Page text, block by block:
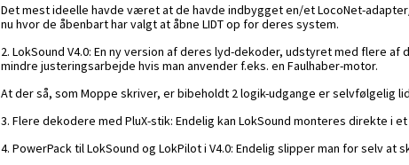
Det mest ideelle havde været at de havde indbygget en/et LocoNet-
nu hvor de åbenbart har valgt at åbne LIDT op for deres system.
2. LokSound V4.0: En ny version af deres lyd-dekoder, udstyret med flere
mindre justeringsarbejde hvis man anvender f.eks. en Faulhaber-motor.
At der så, som Moppe skriver, er bibeholdt 2 logik-udgange er selvfølgelig
3. Flere dekodere med PluX-stik: Endelig kan LokSound monteres direkte i
4. PowerPack til LokSound og LokPilot i V4.0: Endelig slipper man for selv